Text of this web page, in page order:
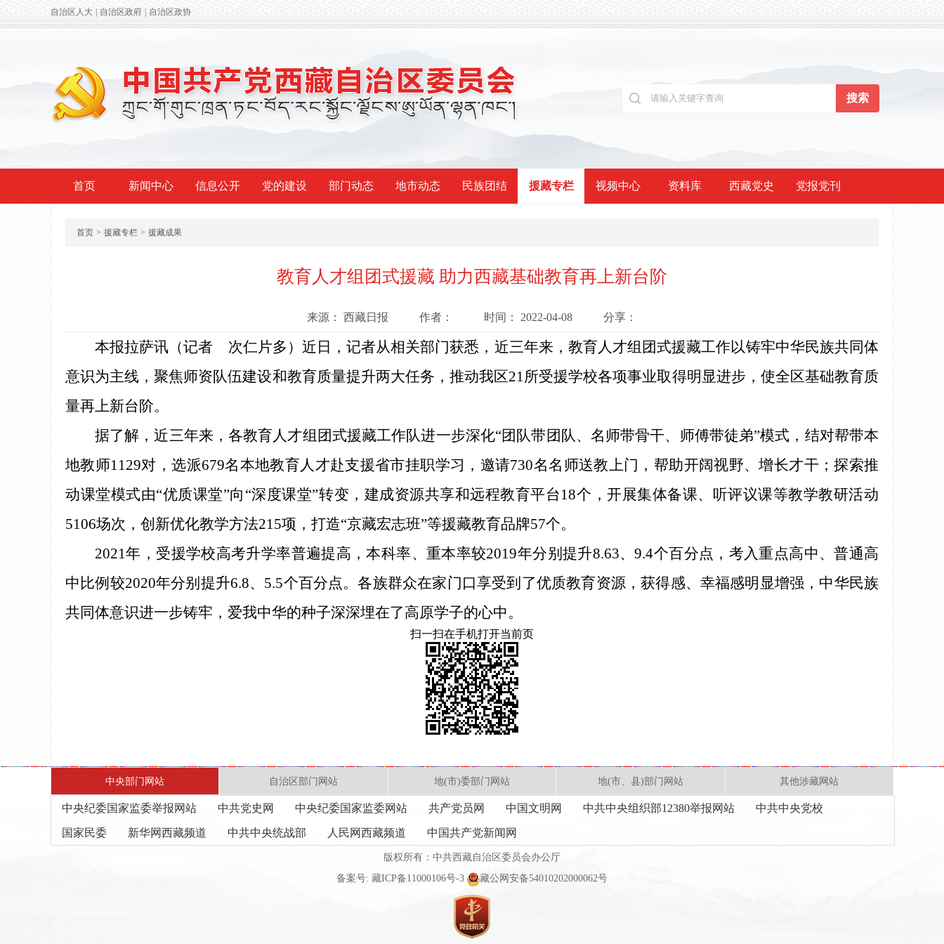
自治区人大 自治区政府 自治区政协
首页 新闻中心 信息公开 党的建设 部门动态 地市动态 民族团结 援藏专栏 视频中心 资料库 西藏党史 党报党刊
首页 > 援藏专栏 > 援藏成果
教育人才组团式援藏 助力西藏基础教育再上新台阶
来源： 西藏日报 作者： 时间： 2022-04-08 分享：
本报拉萨讯（记者 次仁片多）近日，记者从相关部门获悉，近三年来，教育人才组团式援藏工作以铸牢中华民族共同体
意识为主线，聚焦师资队伍建设和教育质量提升两大任务，推动我区21所受援学校各项事业取得明显进步，使全区基础教育质
量再上新台阶。
据了解，近三年来，各教育人才组团式援藏工作队进一步深化“团队带团队、名师带骨干、师傅带徒弟”模式，结对帮带本
地教师1129对，选派679名本地教育人才赴支援省市挂职学习，邀请730名名师送教上门，帮助开阔视野、增长才干；探索推
动课堂模式由“优质课堂”向“深度课堂”转变，建成资源共享和远程教育平台18个，开展集体备课、听评议课等教学教研活动
5106场次，创新优化教学方法215项，打造“京藏宏志班”等援藏教育品牌57个。
2021年，受援学校高考升学率普遍提高，本科率、重本率较2019年分别提升8.63、9.4个百分点，考入重点高中、普通高
中比例较2020年分别提升6.8、5.5个百分点。各族群众在家门口享受到了优质教育资源，获得感、幸福感明显增强，中华民族
共同体意识进一步铸牢，爱我中华的种子深深埋在了高原学子的心中。
扫一扫在手机打开当前页
中央部门网站 自治区部门网站 地(市)委部门网站 地(市、县)部门网站 其他涉藏网站
中央纪委国家监委举报网站 中共党史网 中央纪委国家监委网站 共产党员网 中国文明网 中共中央组织部12380举报网站 中共中央党校
国家民委 新华网西藏频道 中共中央统战部 人民网西藏频道 中国共产党新闻网
版权所有：中共西藏自治区委员会办公厅
备案号: 藏ICP备11000106号-3 藏公网安备54010202000062号